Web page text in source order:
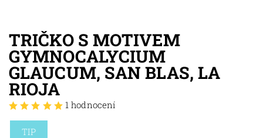
TIP
TRIČKO S MOTIVEM
GYMNOCALYCIUM
GLAUCUM, SAN BLAS, LA
RIOJA
1 hodnocení